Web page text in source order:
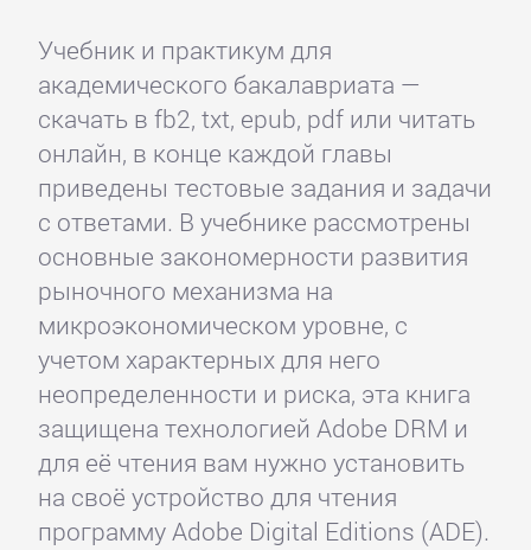
Учебник и практикум для
академического бакалавриата —
скачать в fb2, txt, epub, pdf или читать
онлайн, в конце каждой главы
приведены тестовые задания и задачи
с ответами. В учебнике рассмотрены
основные закономерности развития
рыночного механизма на
микроэкономическом уровне, с
учетом характерных для него
неопределенности и риска, эта книга
защищена технологией Adobe DRM и
для её чтения вам нужно установить
на своё устройство для чтения
программу Adobe Digital Editions (ADE).